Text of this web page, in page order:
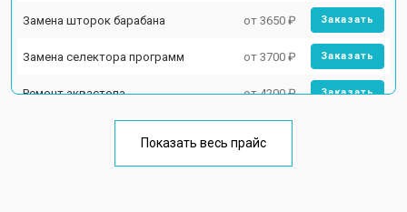
Замена шторок барабана от 3650 ₽ Заказать
Замена селектора программ от 3700 ₽ Заказать
Ремонт аквастопа от 4200 ₽ Заказать
от 3450 ₽
Показать весь прайс